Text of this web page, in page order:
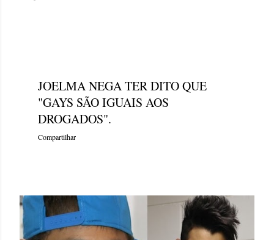
JOELMA NEGA TER DITO QUE
"GAYS SÃO IGUAIS AOS
DROGADOS".
Compartilhar